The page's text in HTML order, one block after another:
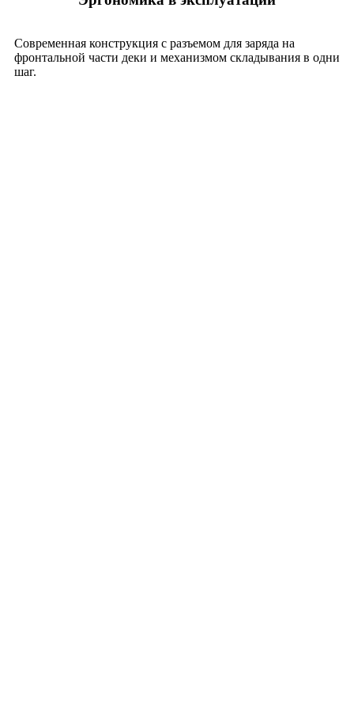
Современная конструкция с разъемом для заряда на
фронтальной части деки и механизмом складывания в одни
шаг.